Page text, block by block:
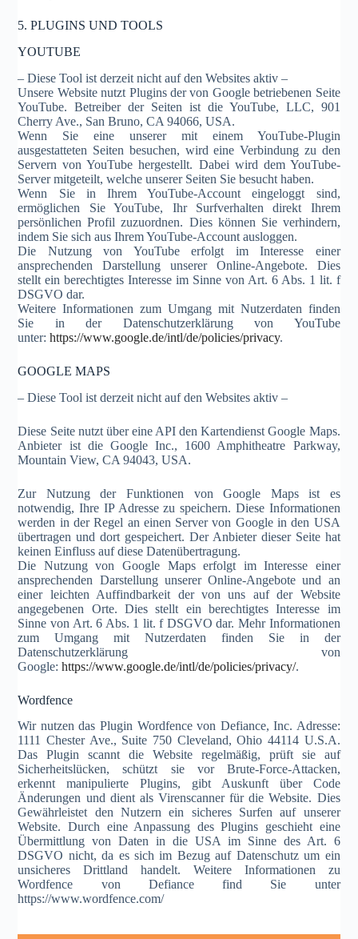
5. PLUGINS UND TOOLS
YOUTUBE
– Diese Tool ist derzeit nicht auf den Websites aktiv –
Unsere Website nutzt Plugins der von Google betriebenen Seite
YouTube. Betreiber der Seiten ist die YouTube, LLC, 901
Cherry Ave., San Bruno, CA 94066, USA.
Wenn Sie eine unserer mit einem YouTube-Plugin
ausgestatteten Seiten besuchen, wird eine Verbindung zu den
Servern von YouTube hergestellt. Dabei wird dem YouTube-
Server mitgeteilt, welche unserer Seiten Sie besucht haben.
Wenn Sie in Ihrem YouTube-Account eingeloggt sind,
ermöglichen Sie YouTube, Ihr Surfverhalten direkt Ihrem
persönlichen Profil zuzuordnen. Dies können Sie verhindern,
indem Sie sich aus Ihrem YouTube-Account ausloggen.
Die Nutzung von YouTube erfolgt im Interesse einer
ansprechenden Darstellung unserer Online-Angebote. Dies
stellt ein berechtigtes Interesse im Sinne von Art. 6 Abs. 1 lit. f
DSGVO dar.
Weitere Informationen zum Umgang mit Nutzerdaten finden
Sie in der Datenschutzerklärung von YouTube
unter:https://www.google.de/intl/de/policies/privacy.
GOOGLE MAPS
– Diese Tool ist derzeit nicht auf den Websites aktiv –
Diese Seite nutzt über eine API den Kartendienst Google Maps.
Anbieter ist die Google Inc., 1600 Amphitheatre Parkway,
Mountain View, CA 94043, USA.
Zur Nutzung der Funktionen von Google Maps ist es
notwendig, Ihre IP Adresse zu speichern. Diese Informationen
werden in der Regel an einen Server von Google in den USA
übertragen und dort gespeichert. Der Anbieter dieser Seite hat
keinen Einfluss auf diese Datenübertragung.
Die Nutzung von Google Maps erfolgt im Interesse einer
ansprechenden Darstellung unserer Online-Angebote und an
einer leichten Auffindbarkeit der von uns auf der Website
angegebenen Orte. Dies stellt ein berechtigtes Interesse im
Sinne von Art. 6 Abs. 1 lit. f DSGVO dar. Mehr Informationen
zum Umgang mit Nutzerdaten finden Sie in der
Datenschutzerklärung von
Google:https://www.google.de/intl/de/policies/privacy/.
Wordfence
Wir nutzen das Plugin Wordfence von Defiance, Inc. Adresse:
1111 Chester Ave., Suite 750 Cleveland, Ohio 44114 U.S.A.
Das Plugin scannt die Website regelmäßig, prüft sie auf
Sicherheitslücken, schützt sie vor Brute-Force-Attacken,
erkennt manipulierte Plugins, gibt Auskunft über Code
Änderungen und dient als Virenscanner für die Website. Dies
Gewährleistet den Nutzern ein sicheres Surfen auf unserer
Website. Durch eine Anpassung des Plugins geschieht eine
Übermittlung von Daten in die USA im Sinne des Art. 6
DSGVO nicht, da es sich im Bezug auf Datenschutz um ein
unsicheres Drittland handelt. Weitere Informationen zu
Wordfence von Defiance find Sie unter
https://www.wordfence.com/